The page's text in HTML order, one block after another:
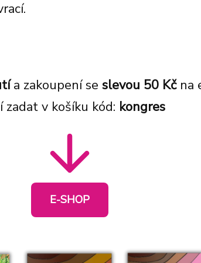
a zakoupení se slevou 50 Kč na
zadat v košíku kód: kongres
E-SHOP